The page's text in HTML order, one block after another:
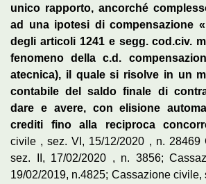
unico rapporto, ancorché
ad una ipotesi di compensazione
degli articoli 1241 e segg. cod.civ.
fenomeno della c.d.
atecnica), il quale si risolve in un
contabile del saldo finale di
dare e avere, con elisione
crediti fino alla reciproca
civile , sez. VI, 15/12/2020 , n. 28469
sez. II, 17/02/2020 , n. 3856;
19/02/2019, n.4825; Cassazione civile,